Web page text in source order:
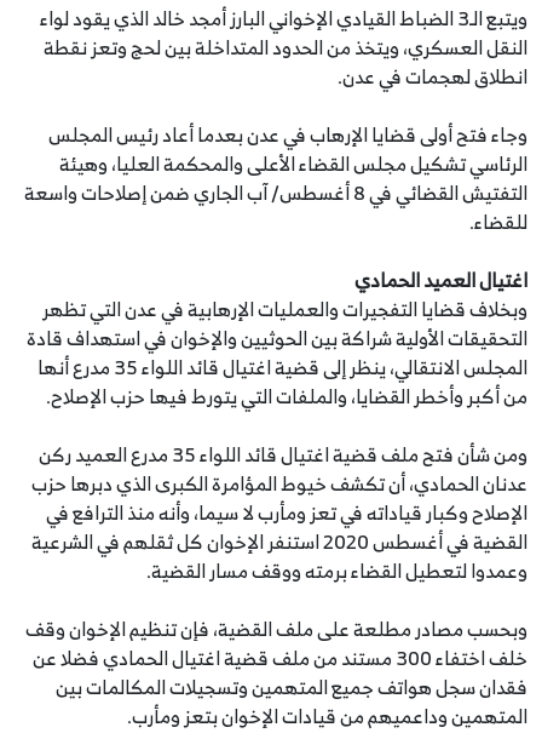
ويتبع الـ3 الضباط القيادي الإخواني البارز أمجد خالد الذي يقود لواء
النقل العسكري، ويتخذ من الحدود المتداخلة بين لحج وتعز نقطة
انطلاق لهجمات في عدن.
وجاء فتح أولى قضايا الإرهاب في عدن بعدما أعاد رئيس المجلس
الرئاسي تشكيل مجلس القضاء الأعلى والمحكمة العليا، وهيئة
التفتيش القضائي في 8 أغسطس/ آب الجاري ضمن إصلاحات واسعة
للقضاء.
اغتيال العميد الحمادي
وبخلاف قضايا التفجيرات والعمليات الإرهابية في عدن التي تظهر
التحقيقات الأولية شراكة بين الحوثيين والإخوان في استهداف قادة
المجلس الانتقالي، ينظر إلى قضية اغتيال قائد اللواء 35 مدرع أنها
من أكبر وأخطر القضايا، والملفات التي يتورط فيها حزب الإصلاح.
ومن شأن فتح ملف قضية اغتيال قائد اللواء 35 مدرع العميد ركن
عدنان الحمادي، أن تكشف خيوط المؤامرة الكبرى الذي دبرها حزب
الإصلاح وكبار قياداته في تعز ومأرب لا سيما، وأنه منذ الترافع في
القضية في أغسطس 2020 استنفر الإخوان كل ثقلهم في الشرعية
وعمدوا لتعطيل القضاء برمته ووقف مسار القضية.
وبحسب مصادر مطلعة على ملف القضية، فإن تنظيم الإخوان وقف
خلف اختفاء 300 مستند من ملف قضية اغتيال الحمادي فضلا عن
فقدان سجل هواتف جميع المتهمين وتسجيلات المكالمات بين
المتهمين وداعميهم من قيادات الإخوان بتعز ومأرب.